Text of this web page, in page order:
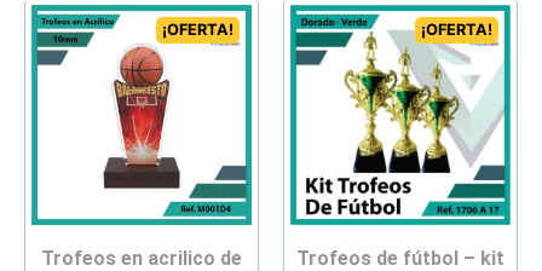
¡OFERTA!
trofeos en acrilico de
¡OFERTA!
trofeos de fútbol – kit